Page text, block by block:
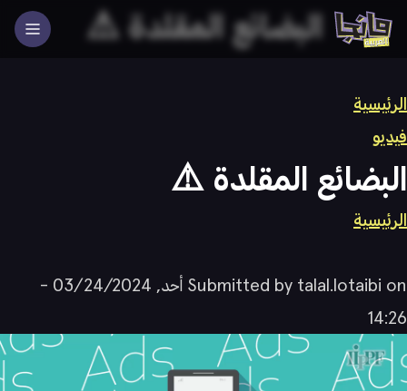
البضائع المقلدة ⚠️
Main navigation
الرئيسية
فيديو
البضائع المقلدة ⚠️
مسار التنقل
الرئيسية
Submitted by talal.lotaibi on
أحد, 03/24/2024 -
14:26